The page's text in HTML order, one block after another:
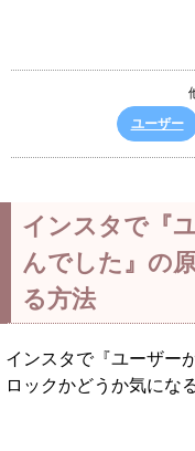
ユーザー
インスタで『
んでした』の
る方法
インスタで『ユーザー
ロックかどうか気にな